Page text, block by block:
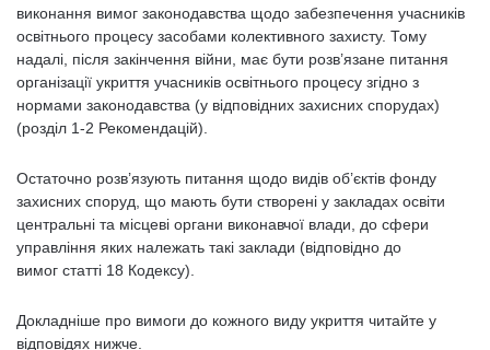
виконання вимог законодавства щодо забезпечення учасників
освітнього процесу засобами колективного захисту. Тому
надалі, після закінчення війни, має бути розв’язане питання
організації укриття учасників освітнього процесу згідно з
нормами законодавства (у відповідних захисних спорудах)
(розділ 1-2 Рекомендацій).
Остаточно розв’язують питання щодо видів об’єктів фонду
захисних споруд, що мають бути створені у закладах освіти
центральні та місцеві органи виконавчої влади, до сфери
управління яких належать такі заклади (відповідно до
вимог статті 18 Кодексу).
Докладніше про вимоги до кожного виду укриття читайте у
відповідях нижче.